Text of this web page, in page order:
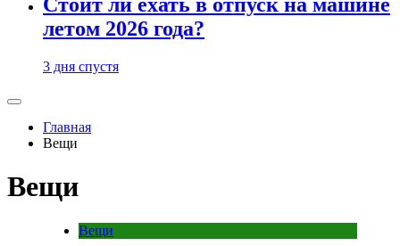
летом 2026 года?
3 дня спустя
Главная
Вещи
Вещи
Вещи